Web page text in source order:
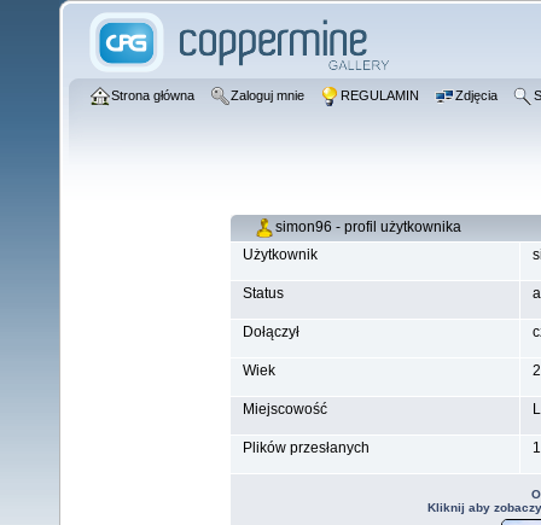
Strona główna Zaloguj mnie REGULAMIN Zdjęcia
simon96 - profil użytkownika
Użytkownik
Status
Dołączył
Wiek
Miejscowość
Plików przesłanych
Kliknij aby